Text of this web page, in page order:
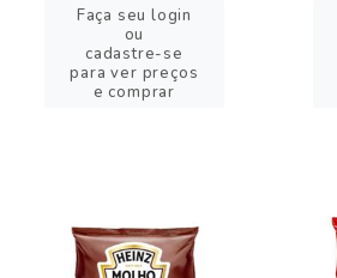
Faça seu login
ou
cadastre-se
para ver preços
e comprar